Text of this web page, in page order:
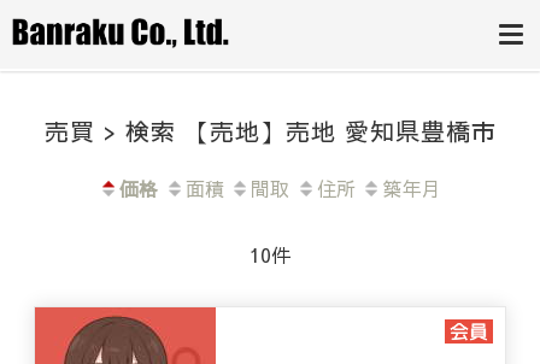
豊田市・みよ
し市・岡崎市
は、(株)万楽
ら、即金買取をご希望の方まで。豊
田市の不動産売却は、専門家チーム
にお任せください。
売買 > 検索 【売地】売地 愛知県豊橋市
価格 面積 間取 住所 築年月
10件